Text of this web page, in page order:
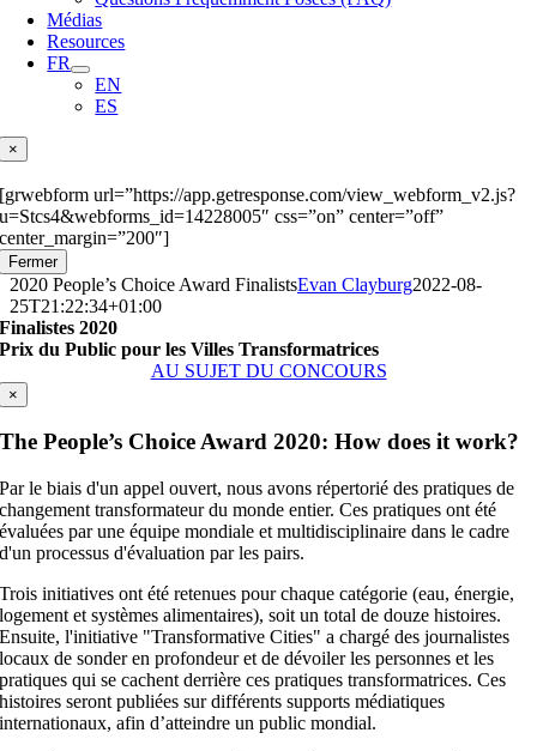
Médias
Resources
FR
EN
ES
×
[grwebform url=”https://app.getresponse.com/view_webform_v2.js?
u=Stcs4&webforms_id=14228005″ css=”on” center=”off”
center_margin=”200″]
Fermer
2020 People’s Choice Award FinalistsEvan Clayburg2022-08-
25T21:22:34+01:00
Finalistes 2020
Prix du Public pour les Villes Transformatrices
AU SUJET DU CONCOURS
×
The People’s Choice Award 2020: How does it work?
Par le biais d'un appel ouvert, nous avons répertorié des pratiques de
changement transformateur du monde entier. Ces pratiques ont été
évaluées par une équipe mondiale et multidisciplinaire dans le cadre
d'un processus d'évaluation par les pairs.
Trois initiatives ont été retenues pour chaque catégorie (eau, énergie,
logement et systèmes alimentaires), soit un total de douze histoires.
Ensuite, l'initiative "Transformative Cities" a chargé des journalistes
locaux de sonder en profondeur et de dévoiler les personnes et les
pratiques qui se cachent derrière ces pratiques transformatrices. Ces
histoires seront publiées sur différents supports médiatiques
internationaux, afin d’atteindre un public mondial.